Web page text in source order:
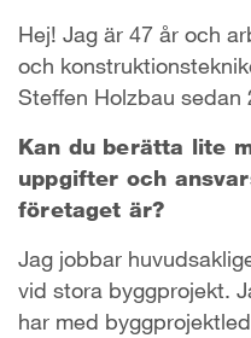
Hej! Jag är 47 år och
och
Steffen Holzbau sedan
Kan du berätta lite
uppgifter och
företaget är?
Jag jobbar
vid stora byggprojekt.
har med